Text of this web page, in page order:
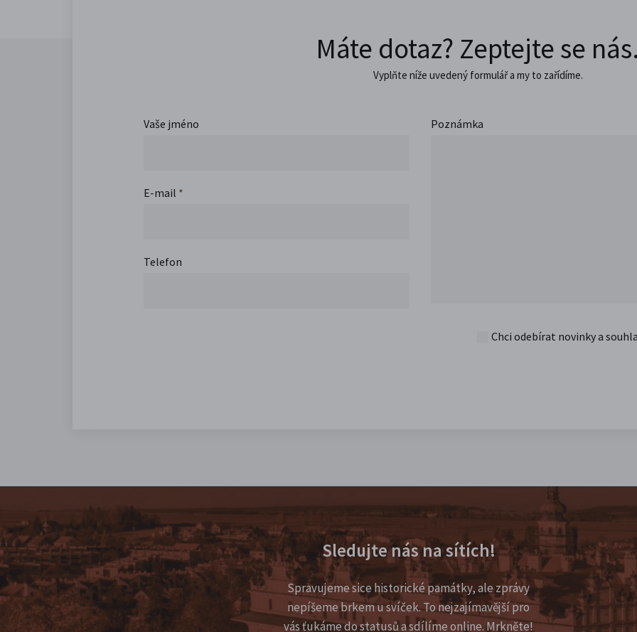
Máte dotaz? Zeptejte se
Vyplňte níže uvedený formulář a my to zařídíme.
Vaše jméno
E-mail *
Telefon
Poznámka
Chci odebírat novinky a
Sledujte nás na sítích!
Spravujeme sice historické památky, ale zprávy
nepíšeme brkem u svíček. To nejzajímavější pro
vás ťukáme do statusů a sdílíme online. Mrkněte!